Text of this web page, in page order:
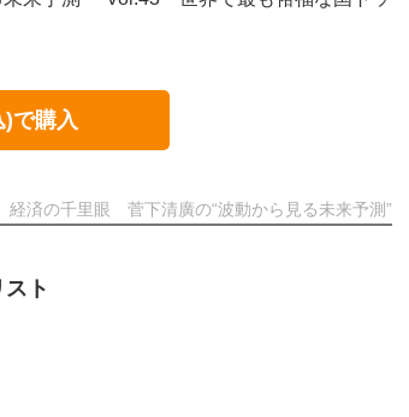
で購入
経済の千里眼 菅下清廣の“波動から見る未来予測”
ト